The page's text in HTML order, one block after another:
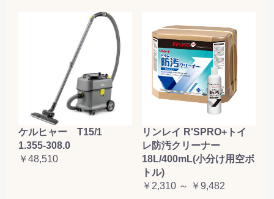
ケルヒャー T15/1
1.355-308.0
￥48,510
リンレイ R'SPRO+トイ
レ防汚クリーナー
18L/400mL(小分け用空ボ
トル)
￥2,310 ～ ￥9,482